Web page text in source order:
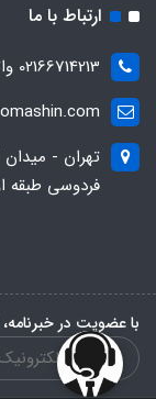
ارتباط با ما
02166714213 واتس اپ 09028288820
تهران - میدان
فردوسی طبقه
با عضویت در